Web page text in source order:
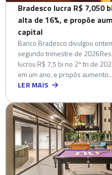
Bradesco lucra R$ 7,050
alta de 16%, e propõe
capital
Banco Bradesco divulgou
segundo trimestre de
lucrou R$ 7,5 bi no 2º tri de
em um ano, e propôs aumento...
LER MAIS